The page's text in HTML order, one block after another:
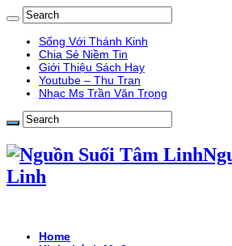
Sống Với Thánh Kinh
Chia Sẻ Niềm Tin
Giới Thiệu Sách Hay
Youtube – Thu Tran
Nhạc Ms Trần Văn Trọng
Linh
Home